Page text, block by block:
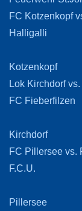
FC
Halligalli
9.
Kotzenkopf
Lok
FC Fieberfilzen
7.
Kirchdorf
FC
F.C.U.
5.
Pillersee